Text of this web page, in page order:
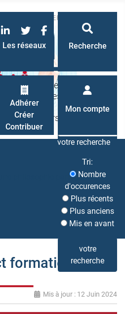
Nationale des
Judiciaires
à la
des Majeurs
philosophie partagés
Recherche
Recherche
votre recherche
Tri:
Nombre
d'occurences
Plus récents
Plus anciens
Mis en avant
votre
recherche
Les réseaux
LinkedInTwitterFacebook
Mon compte
Adhérer
Créer
Contribuer
formation
Mis à jour : 12 Juin 2024